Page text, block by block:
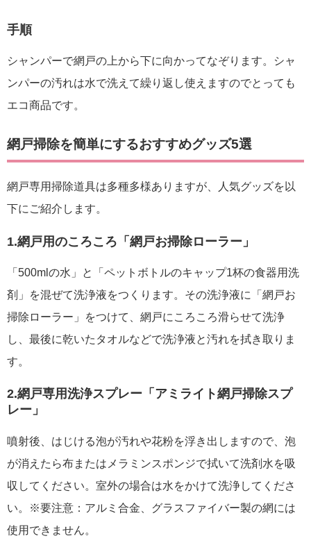
手順
シャンパーで網戸の上から下に向かってなぞります。シャ
ンパーの汚れは水で洗えて繰り返し使えますのでとっても
エコ商品です。
網戸掃除を簡単にするおすすめグッズ5選
網戸専用掃除道具は多種多様ありますが、人気グッズを以
下にご紹介します。
1.網戸用のころころ「網戸お掃除ローラー」
「500mlの水」と「ペットボトルのキャップ1杯の食器用洗
剤」を混ぜて洗浄液をつくります。その洗浄液に「網戸お
掃除ローラー」をつけて、網戸にころころ滑らせて洗浄
し、最後に乾いたタオルなどで洗浄液と汚れを拭き取りま
す。
2.網戸専用洗浄スプレー「アミライト網戸掃除スプ
レー」
噴射後、はじける泡が汚れや花粉を浮き出しますので、泡
が消えたら布またはメラミンスポンジで拭いて洗剤水を吸
収してください。室外の場合は水をかけて洗浄してくださ
い。※要注意：アルミ合金、グラスファイバー製の網には
使用できません。